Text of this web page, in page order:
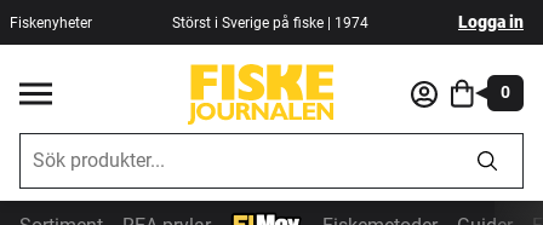
Fiskenyheter Störst i Sverige på fiske | 1974 Logga in
0